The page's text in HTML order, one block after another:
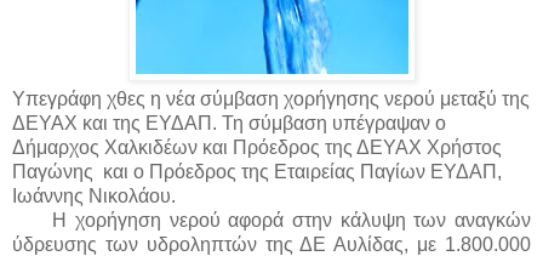
Υπεγράφη χθες η νέα σύμβαση χορήγησης νερού μεταξύ της
ΔΕΥΑΧ και της ΕΥΔΑΠ. Τη σύμβαση υπέγραψαν ο
Δήμαρχος Χαλκιδέων και Πρόεδρος της ΔΕΥΑΧ Χρήστος
Παγώνης και ο Πρόεδρος της Εταιρείας Παγίων ΕΥΔΑΠ,
Ιωάννης Νικολάου.
Η χορήγηση νερού αφορά στην κάλυψη των αναγκών
ύδρευσης των υδροληπτών της ΔΕ Αυλίδας, με 1.800.000